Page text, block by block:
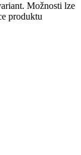
Možnosti lze
produktu